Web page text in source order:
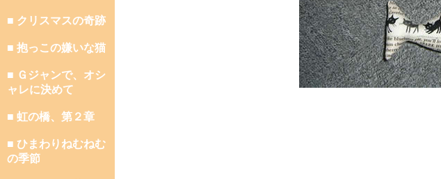
■ クリスマスの奇跡
■ 抱っこの嫌いな猫
■ Ｇジャンで、オシ
ャレに決めて
■ 虹の橋、第２章
■ ひまわりねむねむ
の季節